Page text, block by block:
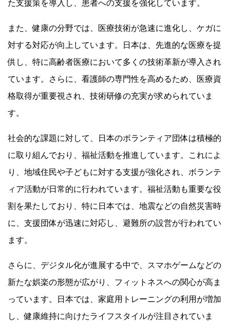
た支援策を導入し、患者への支援を強化しています。
また、健康の分野では、医療技術が急速に進化し、ケガに
対する対応が向上しています。日本は、先進的な医療を提
供し、特に高齢者医療において多くの技術革新が導入され
ています。さらに、看護師の専門性を高めるため、医療資
格取得が重要視され、技術研修の充実が求められていま
す。
社会的な課題に対して、日本のボランティア団体は積極的
に取り組んでおり、福祉活動を推進しています。これによ
り、地域住民や子どもに対する支援が強化され、ボランテ
ィア活動が日常的に行われています。福祉活動も重要な役
割を果たしており、特に日本では、地震などの自然災害時
に、支援団体が迅速に対応し、避難所の設営が行われてい
ます。
さらに、デジタル化が進展する中で、スマホゲームなどの
新たな娯楽の形態が広がり、フィットネスへの関心が高ま
っています。日本では、家庭用トレーニングの利用が増加
し、健康維持に向けたライフスタイルが注目されていま